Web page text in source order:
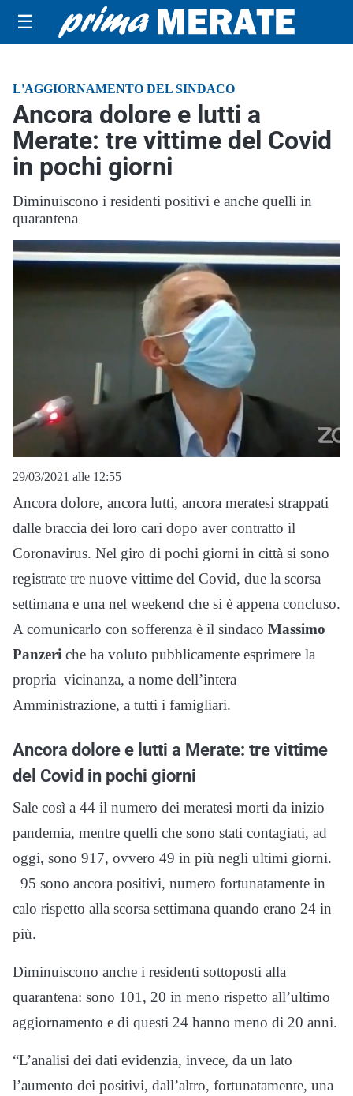
☰
L'AGGIORNAMENTO DEL SINDACO
Ancora dolore e lutti a
Merate: tre vittime del Covid
in pochi giorni
Diminuiscono i residenti positivi e anche quelli in
quarantena
29/03/2021 alle 12:55
Ancora dolore, ancora lutti, ancora meratesi strappati
dalle braccia dei loro cari dopo aver contratto il
Coronavirus. Nel giro di pochi giorni in città si sono
registrate tre nuove vittime del Covid, due la scorsa
settimana e una nel weekend che si è appena concluso.
A comunicarlo con sofferenza è il sindaco Massimo
Panzeri che ha voluto pubblicamente esprimere la
propria vicinanza, a nome dell’intera
Amministrazione, a tutti i famigliari.
Ancora dolore e lutti a Merate: tre vittime
del Covid in pochi giorni
Sale così a 44 il numero dei meratesi morti da inizio
pandemia, mentre quelli che sono stati contagiati, ad
oggi, sono 917, ovvero 49 in più negli ultimi giorni.
95 sono ancora positivi, numero fortunatamente in
calo rispetto alla scorsa settimana quando erano 24 in
più.
Diminuiscono anche i residenti sottoposti alla
quarantena: sono 101, 20 in meno rispetto all’ultimo
aggiornamento e di questi 24 hanno meno di 20 anni.
“L’analisi dei dati evidenzia, invece, da un lato
l’aumento dei positivi, dall’altro, fortunatamente, una